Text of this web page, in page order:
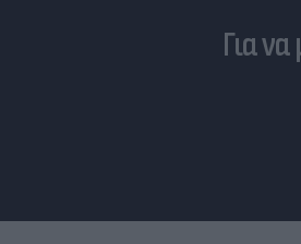
Για